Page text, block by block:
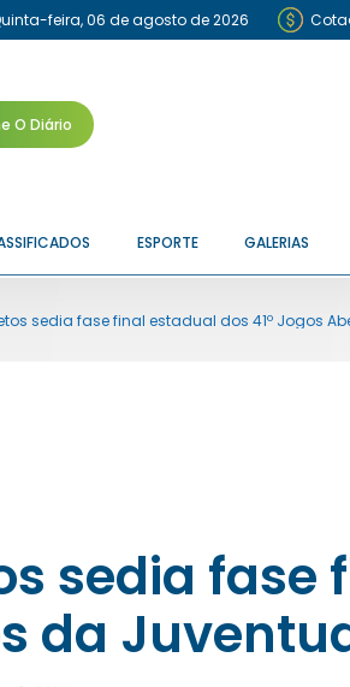
feira, 06 de agosto de 2026
O Diário
ESPORTE GALERIAS
sedia fase final estadual dos 41º Jogos
sedia fase
da